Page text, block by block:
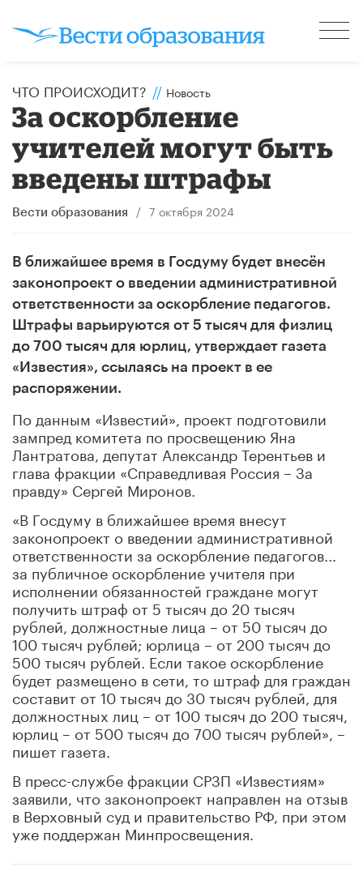
ЧТО ПРОИСХОДИТ? // Новость
За оскорбление
учителей могут быть
введены штрафы
Вести образования / 7 октября 2024
В ближайшее время в Госдуму будет внесён
законопроект о введении административной
ответственности за оскорбление педагогов.
Штрафы варьируются от 5 тысяч для физлиц
до 700 тысяч для юрлиц, утверждает газета
«Известия», ссылаясь на проект в ее
распоряжении.
По данным «Известий», проект подготовили
зампред комитета по просвещению Яна
Лантратова, депутат Александр Терентьев и
глава фракции «Справедливая Россия – За
правду» Сергей Миронов.
«В Госдуму в ближайшее время внесут
законопроект о введении административной
ответственности за оскорбление педагогов...
за публичное оскорбление учителя при
исполнении обязанностей граждане могут
получить штраф от 5 тысяч до 20 тысяч
рублей, должностные лица – от 50 тысяч до
100 тысяч рублей; юрлица – от 200 тысяч до
500 тысяч рублей. Если такое оскорбление
будет размещено в сети, то штраф для граждан
составит от 10 тысяч до 30 тысяч рублей, для
должностных лиц – от 100 тысяч до 200 тысяч,
юрлиц – от 500 тысяч до 700 тысяч рублей», –
пишет газета.
В пресс-службе фракции СРЗП «Известиям»
заявили, что законопроект направлен на отзыв
в Верховный суд и правительство РФ, при этом
уже поддержан Минпросвещения.